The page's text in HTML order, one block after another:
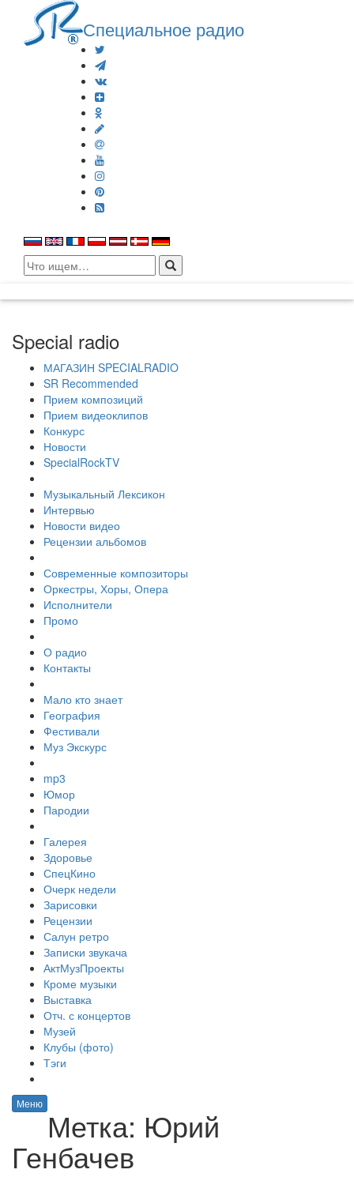
Специальное радио
Search
for:
Special radio
МАГАЗИН SPECIALRADIO
SR Recommended
Прием композиций
Прием видеоклипов
Конкурс
Новости
SpecialRockTV
Музыкальный Лексикон
Интервью
Новости видео
Рецензии альбомов
Современные композиторы
Оркестры, Хоры, Опера
Исполнители
Промо
О радио
Контакты
Мало кто знает
География
Фестивали
Муз Экскурс
mp3
Юмор
Пародии
Галерея
Здоровье
СпецКино
Очерк недели
Зарисовки
Рецензии
Салун ретро
Записки звукача
АктМузПроекты
Кроме музыки
Выставка
Отч. с концертов
Музей
Клубы (фото)
Тэги
Меню
Метка: Юрий
Генбачев